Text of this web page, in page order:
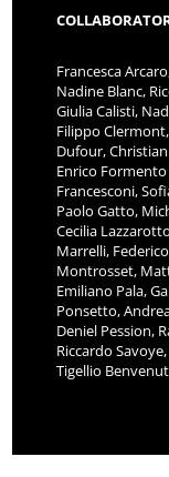
Francesca
Nadine Blanc,
Giulia Calisti,
Filippo
Dufour,
Enrico
Francesconi,
Paolo Gatto,
Cecilia
Marrelli,
Montrosset,
Emiliano Pala,
Ponsetto,
Deniel Pession,
Riccardo
Tigellio